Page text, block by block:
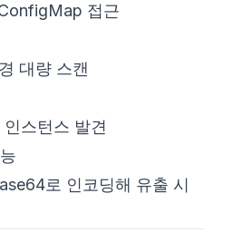
접근
대량 스캔
스턴스 발견
로 인코딩해 유출 시